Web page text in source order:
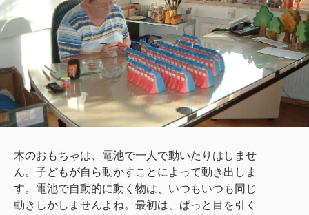
木のおもちゃは、電池で一人で動いたりはしませ
ん。子どもが自ら動かすことによって動き出しま
す。電池で自動的に動く物は、いつもいつも同じ
動きしかしませんよね。最初は、ぱっと目を引く